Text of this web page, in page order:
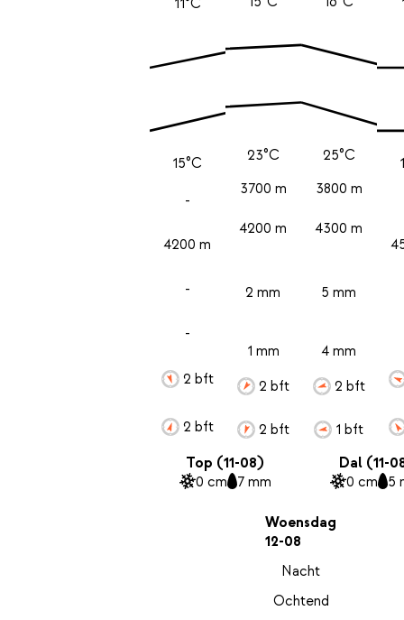
15°C
-
4200 m
-
-
2 bft
2 bft
23°C
3700 m
4200 m
2 mm
1 mm
2 bft
2 bft
25°C
3800 m
4300 m
5 mm
4 mm
2 bft
1 bft
Top (11-08)
0 cm 7 mm
Dal (11-
0 cm 5
Woensdag
12-08
Nacht
Ochtend